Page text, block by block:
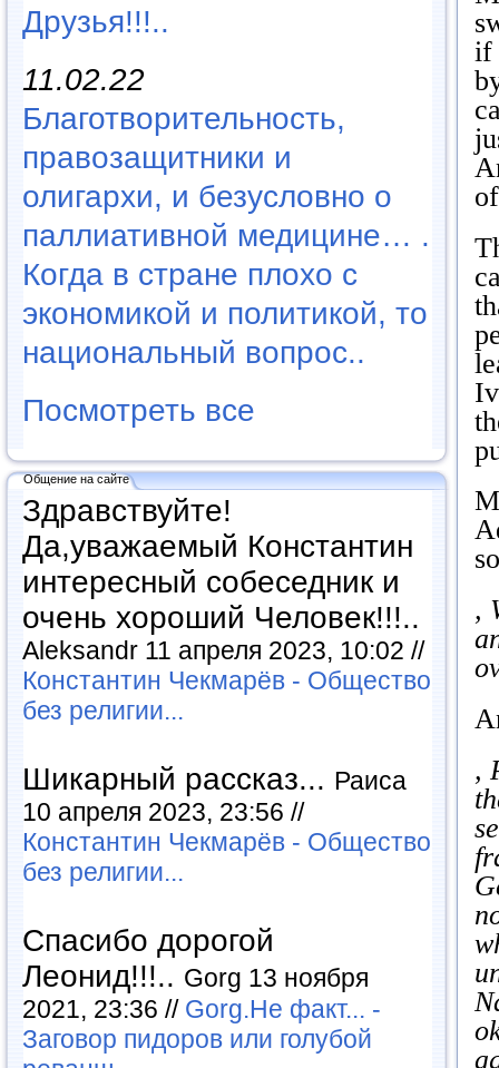
Друзья!!!..
11.02.22
Благотворительность,
правозащитники и
олигархи, и безусловно о
паллиативной медицине… .
Когда в стране плохо с
экономикой и политикой, то
национальный вопрос..
Посмотреть все
Общение на сайте
Здравствуйте!
Да,уважаемый Константин
интересный собеседник и
очень хороший Человек!!!..
Aleksandr 11 апреля 2023, 10:02 //
Константин Чекмарёв - Общество
без религии...
Шикарный рассказ... Раиса
10 апреля 2023, 23:56 //
Константин Чекмарёв - Общество
без религии...
Спасибо дорогой
Леонид!!!.. Gorg 13 ноября
2021, 23:36 // Gorg.Не факт... -
Заговор пидоров или голубой
if
,
,